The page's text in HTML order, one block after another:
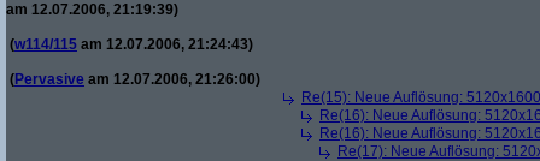
am 12.07.2006, 21:19:39)
(w114/115 am 12.07.2006, 21:24:43)
(Pervasive am 12.07.2006, 21:26:00)
Re(15): Neue Auflösung: 5120x1600
Re(16): Neue Auflösung:
Re(16): Neue Auflösung:
Re(17): Neue Auflösung: